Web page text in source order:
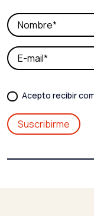
Acepto recibir